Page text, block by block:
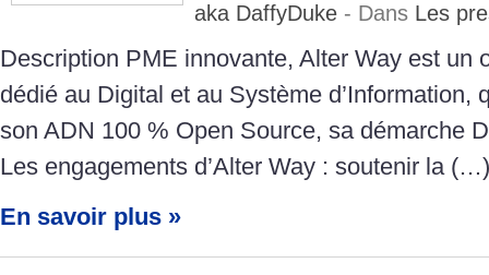
aka DaffyDuke - Dans Les
Description PME innovante, Alter Way est un
dédié au Digital et au Système d’Information,
son ADN 100 % Open Source, sa démarche
Les engagements d’Alter Way : soutenir la (…)
En savoir plus »